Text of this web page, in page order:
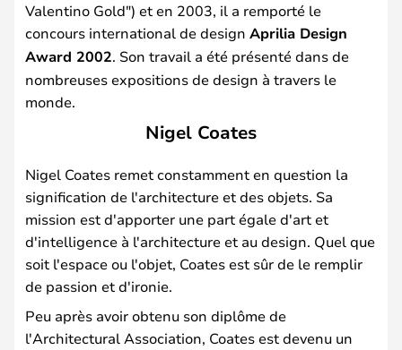
Valentino Gold") et en 2003, il a remporté le
concours international de design Aprilia Design
Award 2002. Son travail a été présenté dans de
nombreuses expositions de design à travers le
monde.
Nigel Coates
Nigel Coates remet constamment en question la
signification de l'architecture et des objets. Sa
mission est d'apporter une part égale d'art et
d'intelligence à l'architecture et au design. Quel que
soit l'espace ou l'objet, Coates est sûr de le remplir
de passion et d'ironie.
Peu après avoir obtenu son diplôme de
l'Architectural Association, Coates est devenu un